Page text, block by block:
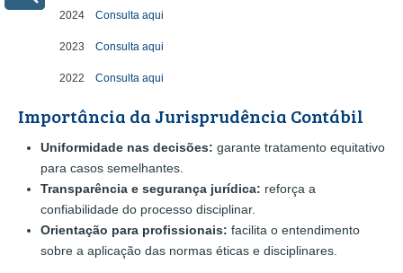
2024 Consulta aqui
2023 Consulta aqui
2022 Consulta aqui
Importância da Jurisprudência Contábil
Uniformidade nas decisões: garante tratamento equitativo
para casos semelhantes.
Transparência e segurança jurídica: reforça a
confiabilidade do processo disciplinar.
Orientação para profissionais: facilita o entendimento
sobre a aplicação das normas éticas e disciplinares.